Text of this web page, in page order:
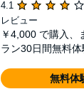
4.1
レビュー
￥4,000 で購入、
ラン30日間無料
無料体